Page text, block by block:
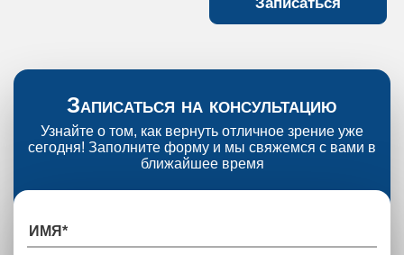
Записаться на консультацию
Узнайте о том, как вернуть отличное зрение уже
сегодня! Заполните форму и мы свяжемся с вами в
ближайшее время